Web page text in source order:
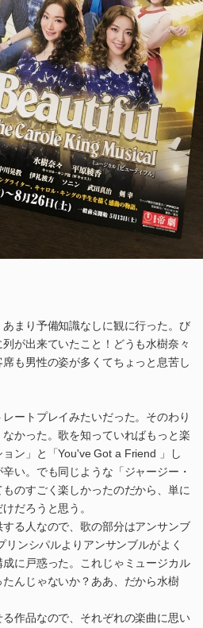
まり予備知識なしに観に行った。び
が出来ていたこと！どうも水樹奈々
も男性の姿が多くてちょっと息苦し
ートプレイみたいだった。そのわり
かった。歌を知っていればもっと楽
ン」と「You've Got a Friend 」し
い。でも同じような「ジャージー・
のすごく楽しかったのだから、単に
だろうと思う。
る人なので、歌の部分はアンサンブ
ンシパルよりアンサンブルがよく
に戸惑った。これじゃミュージカル
んじゃないか？ああ、だから水樹
作品なので、それぞれの楽曲に思い